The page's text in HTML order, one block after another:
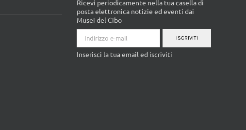
Ricevi periodicamente nella tua casella di
posta elettronica notizie ed eventi dai
Musei del Cibo